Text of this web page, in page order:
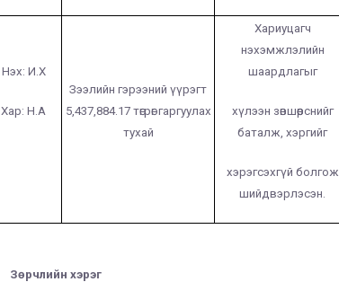
Нэх: И.Х
Хар: Н.А
Зээлийн гэрээний үүрэгт
5,437,884.17 төгрөг гаргуулах
тухай
Хариуцагч
нэхэмжлэлийн
шаардлагыг
хүлээн зөвшөөрснийг
баталж, хэргийг
хэрэгсэхгүй болгож
шийдвэрлэсэн.
Зөрчлийн хэрэг